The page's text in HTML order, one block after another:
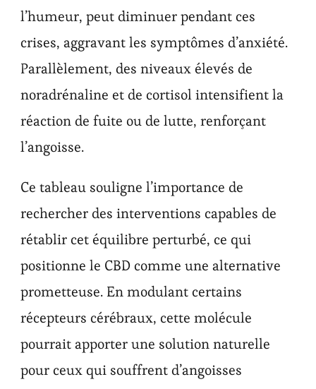
l’humeur, peut diminuer pendant ces
crises, aggravant les symptômes d’anxiété.
Parallèlement, des niveaux élevés de
noradrénaline et de cortisol intensifient la
réaction de fuite ou de lutte, renforçant
l’angoisse.
Ce tableau souligne l’importance de
rechercher des interventions capables de
rétablir cet équilibre perturbé, ce qui
positionne le CBD comme une alternative
prometteuse. En modulant certains
récepteurs cérébraux, cette molécule
pourrait apporter une solution naturelle
pour ceux qui souffrent d’angoisses